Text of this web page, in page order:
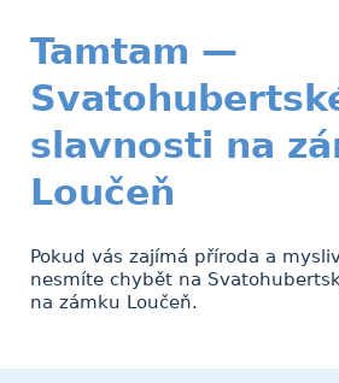
Tamtam —
slavnosti na
Loučeň
Pokud vás zajímá příroda a
nesmíte chybět na
na zámku Loučeň.